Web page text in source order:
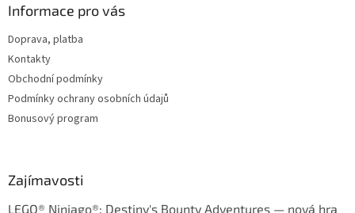
Informace pro vás
Doprava, platba
Kontakty
Obchodní podmínky
Podmínky ochrany osobních údajů
Bonusový program
Zajímavosti
LEGO® Ninjago®: Destiny's Bounty Adventures — nová hra